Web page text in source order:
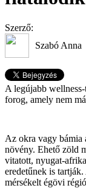
Szerző:
Szabó Anna
A legújabb
forog, amely nem
Az okra vagy bámia
növény. Ehető zöld
vitatott, nyugat-
eredetűnek is
mérsékelt égövi